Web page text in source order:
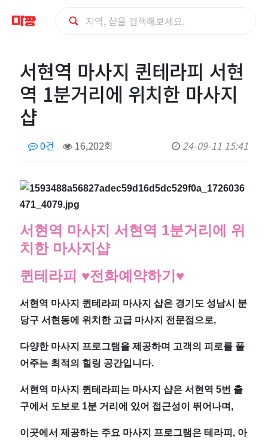
현
역
사
지
퀸
테
라
피
서
현
역
서현역 마사지 퀸테라피 서현
역 1분거리에 위치한 마사지
샵
0건 16,202회 24-09-11 15:41
서현역 마사지 서현역 1분거리에 위
치한 마사지샵
퀸테라피 ♥전화예약하기♥
서현역 마사지 퀸테라피 마사지 샵은 경기도 성남시 분
당구 서현동에 위치한 고급 마사지 전문점으로,
다양한 마사지 프로그램을 제공하며 고객의 피로를 풀
어주는 최적의 힐링 공간입니다.
서현역 마사지 퀸테라피는 마사지 샵은 서현역 5번 출
구에서 도보로 1분 거리에 있어 접근성이 뛰어나며,
이곳에서 제공하는 주요 마사지 프로그램은 테라피, 아